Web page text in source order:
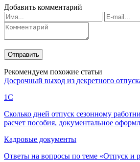
Добавить комментарий
Рекомендуем похожие статьи
Досрочный выход из декретного
1С
Сколько дней отпуск сезонному
расчет пособия, документальное
Кадровые документы
Ответы на вопросы по теме «Отпуск и